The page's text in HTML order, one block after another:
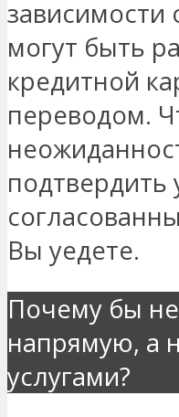
могут быть
кредитной
переводом.
подтвердить
Вы уедете.
Почему бы
напрямую, а
услугами?